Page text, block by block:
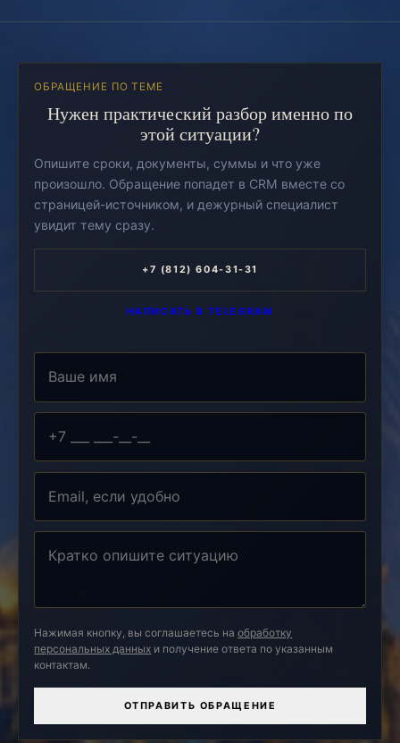
ОБРАЩЕНИЕ ПО ТЕМЕ
Нужен практический разбор именно по
этой ситуации?
Опишите сроки, документы, суммы и что уже
произошло. Обращение попадет в CRM вместе со
страницей-источником, и дежурный специалист
увидит тему сразу.
+7 (812) 604-31-31
НАПИСАТЬ В TELEGRAM
Нажимая кнопку, вы соглашаетесь наобработку
персональных данных и получение ответа по указанным
контактам.
ОТПРАВИТЬ ОБРАЩЕНИЕ